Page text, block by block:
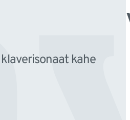
kahe